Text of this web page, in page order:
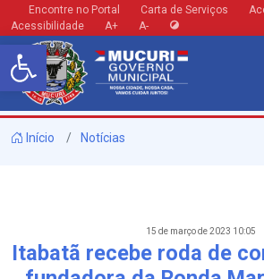
Barra de Ferramentas Aberta
Encontre no Portal Carta de Serviços
Acessibilidade
A+ A-
Início Notícias
15 de março de 2023 10:05
Itabatã recebe roda de